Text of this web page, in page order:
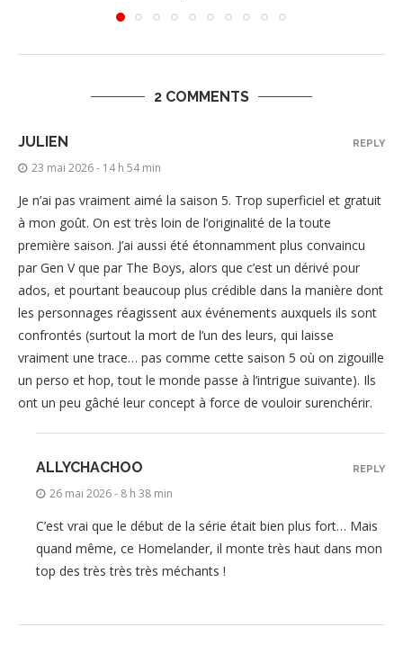
2 COMMENTS
JULIEN
23 mai 2026 - 14 h 54 min
Je n’ai pas vraiment aimé la saison 5. Trop superficiel et gratuit
à mon goût. On est très loin de l’originalité de la toute
première saison. J’ai aussi été étonnamment plus convaincu
par Gen V que par The Boys, alors que c’est un dérivé pour
ados, et pourtant beaucoup plus crédible dans la manière dont
les personnages réagissent aux événements auxquels ils sont
confrontés (surtout la mort de l’un des leurs, qui laisse
vraiment une trace… pas comme cette saison 5 où on zigouille
un perso et hop, tout le monde passe à l’intrigue suivante). Ils
ont un peu gâché leur concept à force de vouloir surenchérir.
REPLY
ALLYCHACHOO
26 mai 2026 - 8 h 38 min
C’est vrai que le début de la série était bien plus fort… Mais
quand même, ce Homelander, il monte très haut dans mon
top des très très très méchants !
REPLY